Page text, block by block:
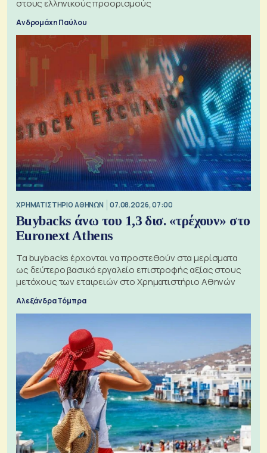
στους ελληνικούς προορισμούς
Ανδρομάχη Παύλου
XΡΗΜΑΤΙΣΤΗΡΙΟ ΑΘΗΝΩΝ 07.08.2026, 07:00
Buybacks άνω του 1,3 δισ. «τρέχουν» στο
Euronext Athens
Τα buybacks έρχονται να προστεθούν στα μερίσματα
ως δεύτερο βασικό εργαλείο επιστροφής αξίας στους
μετόχους των εταιρειών στο Χρηματιστήριο Αθηνών
Αλεξάνδρα Τόμπρα